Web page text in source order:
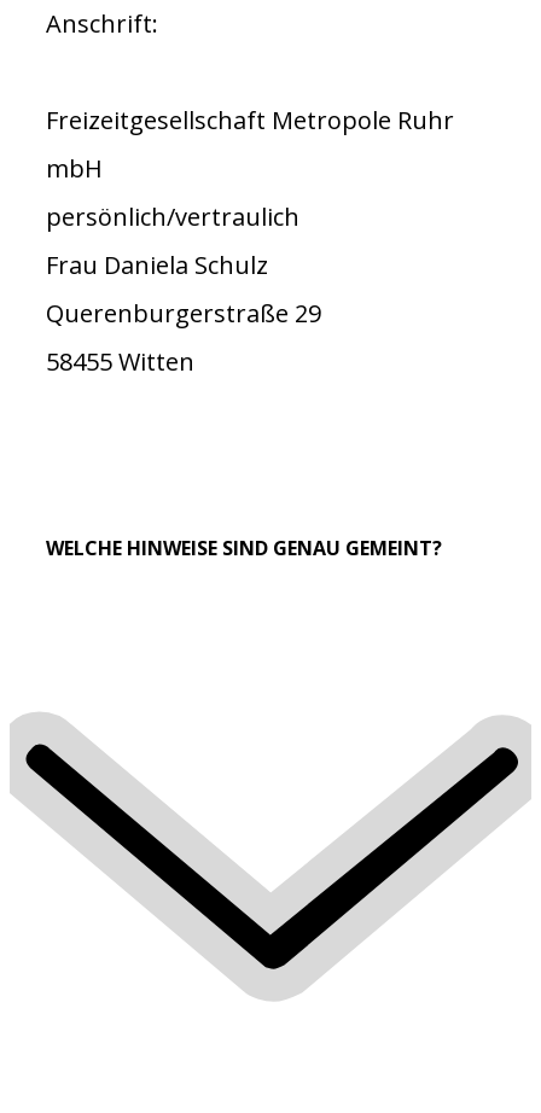
Anschrift:
Freizeitgesellschaft Metropole Ruhr
mbH
persönlich/vertraulich
Frau Daniela Schulz
Querenburgerstraße 29
58455 Witten
WELCHE HINWEISE SIND GENAU GEMEINT?